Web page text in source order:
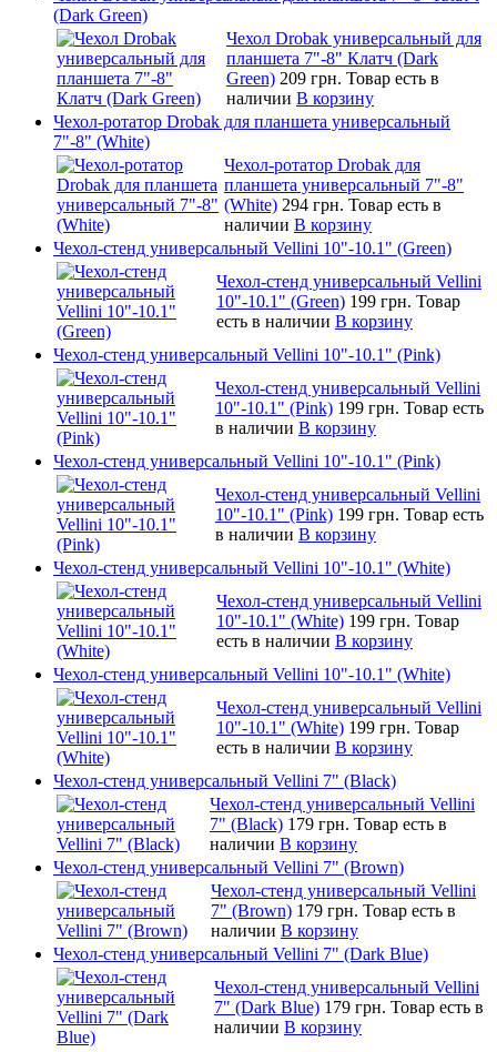
(Dark Green)
Чехол Drobak универсальный для
планшета 7"-8" Клатч (Dark
Green) 209 грн. Товар есть в
наличии В корзину
Чехол-ротатор Drobak для планшета универсальный
7"-8" (White)
Чехол-ротатор Drobak для
планшета универсальный 7"-8"
(White) 294 грн. Товар есть в
наличии В корзину
Чехол-стенд универсальный Vellini 10"-10.1" (Green)
Чехол-стенд универсальный Vellini
10"-10.1" (Green) 199 грн. Товар
есть в наличии В корзину
Чехол-стенд универсальный Vellini 10"-10.1" (Pink)
Чехол-стенд универсальный Vellini
10"-10.1" (Pink) 199 грн. Товар есть
в наличии В корзину
Чехол-стенд универсальный Vellini 10"-10.1" (Pink)
Чехол-стенд универсальный Vellini
10"-10.1" (Pink) 199 грн. Товар есть
в наличии В корзину
Чехол-стенд универсальный Vellini 10"-10.1" (White)
Чехол-стенд универсальный Vellini
10"-10.1" (White) 199 грн. Товар
есть в наличии В корзину
Чехол-стенд универсальный Vellini 10"-10.1" (White)
Чехол-стенд универсальный Vellini
10"-10.1" (White) 199 грн. Товар
есть в наличии В корзину
Чехол-стенд универсальный Vellini 7" (Black)
Чехол-стенд универсальный Vellini
7" (Black) 179 грн. Товар есть в
наличии В корзину
Чехол-стенд универсальный Vellini 7" (Brown)
Чехол-стенд универсальный Vellini
7" (Brown) 179 грн. Товар есть в
наличии В корзину
Чехол-стенд универсальный Vellini 7" (Dark Blue)
Чехол-стенд универсальный Vellini
7" (Dark Blue) 179 грн. Товар есть в
наличии В корзину